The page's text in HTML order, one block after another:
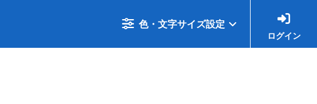
色・文字サイズ設定
ログイン